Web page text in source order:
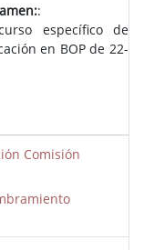
:
específico de
en BOP de 22-
Comisión